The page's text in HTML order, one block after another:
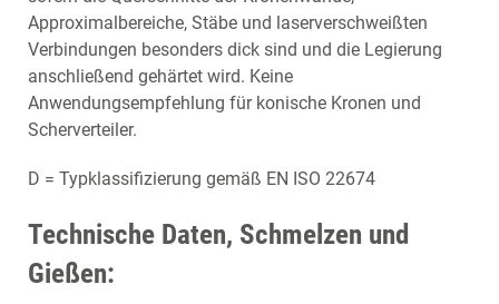
Approximalbereiche, Stäbe und laserverschweißten
Verbindungen besonders dick sind und die Legierung
anschließend gehärtet wird. Keine
Anwendungsempfehlung für konische Kronen und
Scherverteiler.
D = Typklassifizierung gemäß EN ISO 22674
Technische Daten, Schmelzen und
Gießen: